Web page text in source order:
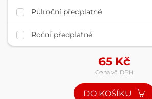
Půlroční předplatné
Roční předplatné
65 Kč
Cena vč. DPH
DO KOŠÍKU